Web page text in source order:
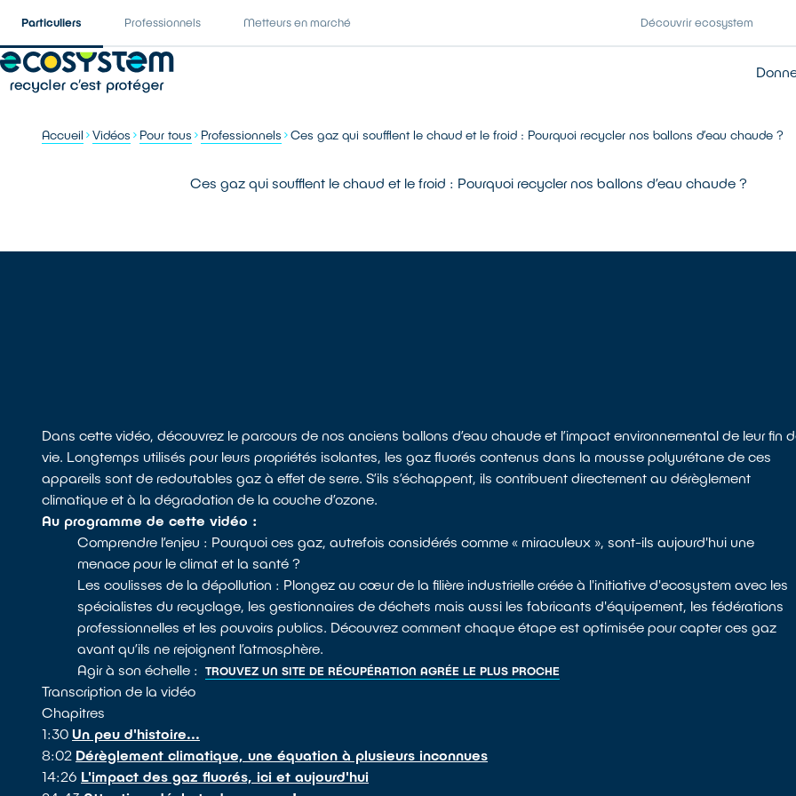
Particuliers Professionnels Metteurs en marché Découvrir ecosystem
Accueil Vidéos Pour tous Professionnels Ces gaz qui soufflent le chaud et le froid : Pourquoi recycler nos ballons d’eau chaude ?
Ces gaz qui soufflent le chaud et le froid : Pourquoi recycler nos ballons d’eau chaude ?
Dans cette vidéo, découvrez le parcours de nos anciens ballons d’eau chaude et l’impact environnemental de leur fin
vie. Longtemps utilisés pour leurs propriétés isolantes, les gaz fluorés contenus dans la mousse polyurétane de ces
appareils sont de redoutables gaz à effet de serre. S’ils s’échappent, ils contribuent directement au dérèglement
climatique et à la dégradation de la couche d’ozone.
Au programme de cette vidéo :
Comprendre l’enjeu : Pourquoi ces gaz, autrefois considérés comme « miraculeux », sont-ils aujourd'hui une
menace pour le climat et la santé ?
Les coulisses de la dépollution : Plongez au cœur de la filière industrielle créée à l'initiative d'ecosystem avec les
spécialistes du recyclage, les gestionnaires de déchets mais aussi les fabricants d'équipement, les fédérations
professionnelles et les pouvoirs publics. Découvrez comment chaque étape est optimisée pour capter ces gaz
avant qu’ils ne rejoignent l’atmosphère.
Agir à son échelle :TROUVEZ UN SITE DE RÉCUPÉRATION AGRÉE LE PLUS PROCHE
Transcription de la vidéo
Chapitres
1:30Un peu d'histoire...
8:02 Dérèglement climatique, une équation à plusieurs inconnues
14:26 L'impact des gaz fluorés, ici et aujourd'hui